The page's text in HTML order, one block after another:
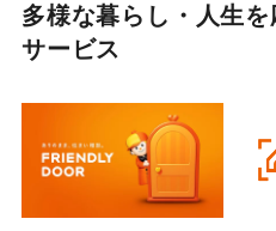
多様な暮らし・人生を
サービス